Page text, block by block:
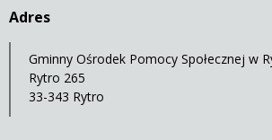
Adres
Gminny Ośrodek Pomocy Społecznej w
Rytro 265
33-343 Rytro